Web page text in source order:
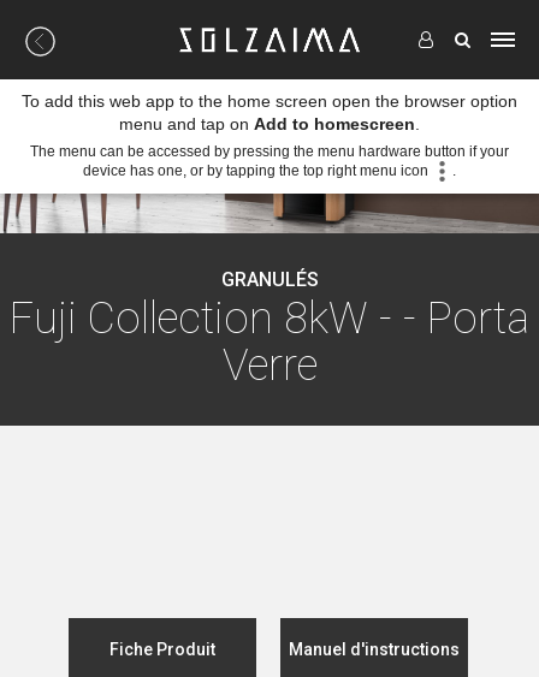
GRANULÉS
Fuji Collection 8kW - - Porta
Verre
Fiche Produit Manuel d'instructions
To add this web app to the home screen open the browser option
menu and tap on Add to homescreen
The menu can be accessed by pressing the menu hardware button if your
device has one, or by tapping the top right menu icon
.